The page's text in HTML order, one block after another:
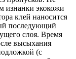
изнанки экокожи
клей наносится
последующий
слоя. Время
высыхания
(с